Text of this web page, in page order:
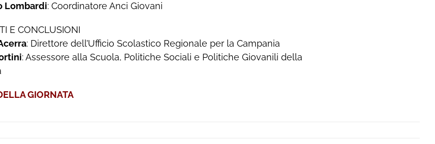
Lombardi: Coordinatore Anci Giovani
E CONCLUSIONI
: Direttore dell’Ufficio Scolastico Regionale per la Campania
: Assessore alla Scuola, Politiche Sociali e Politiche Giovanili della
GIORNATA